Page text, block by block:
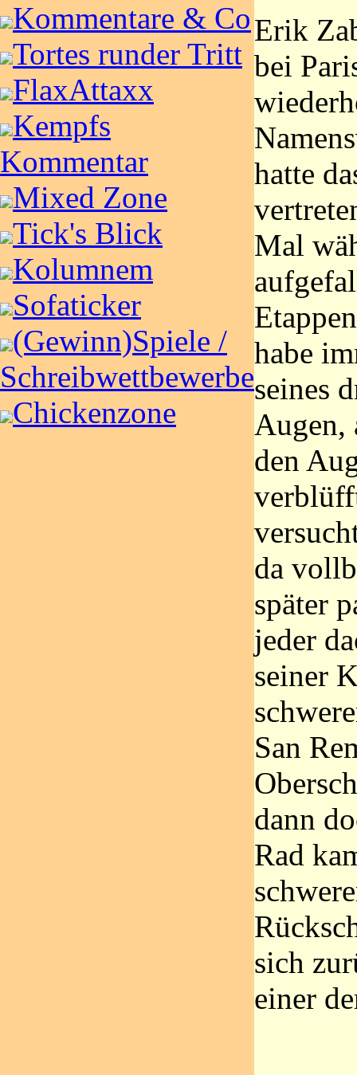
Kommentare & Co
Tortes runder Tritt
FlaxAttaxx
Kempfs
Kommentar
Mixed Zone
Tick's Blick
Kolumnem
Sofaticker
(Gewinn)Spiele /
Schreibwettbewerbe
Chickenzone
Erik
bei
hatte
Mal
habe
seines
Augen,
den
da
später
jeder
seiner
San
dann
Rad
sich
einer